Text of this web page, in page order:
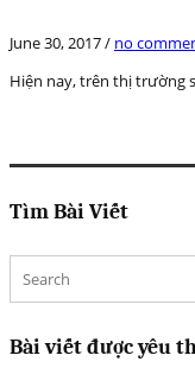
June 30, 2017/ no
Hiện nay, trên thị trường
Tìm Bài Viết
Bài viết được yêu